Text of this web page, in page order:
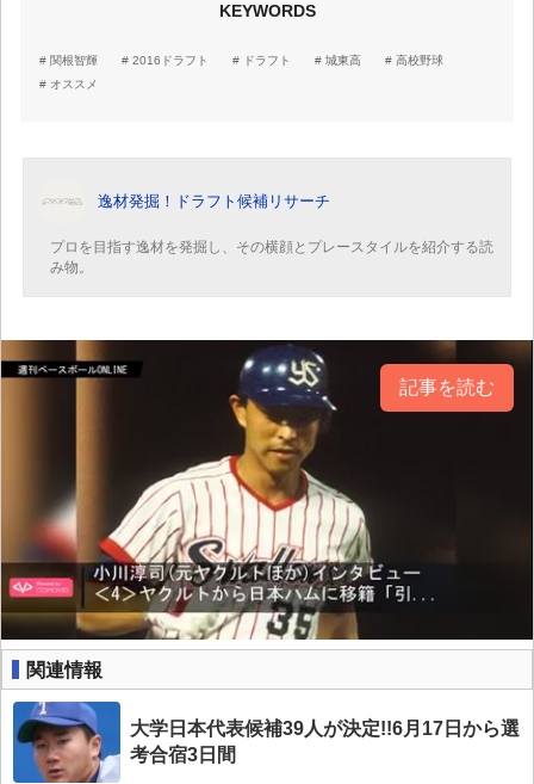
KEYWORDS
関根智輝 2016ドラフト ドラフト 城東高
高校野球
オススメ
逸材発掘！ドラフト候補リサーチ
プロを目指す逸材を発掘し、その横顔とプレースタイルを紹介する読
み物。
記事を読む
関連情報
大学日本代表候補39人が決定!!6月17日から選
考合宿3日間